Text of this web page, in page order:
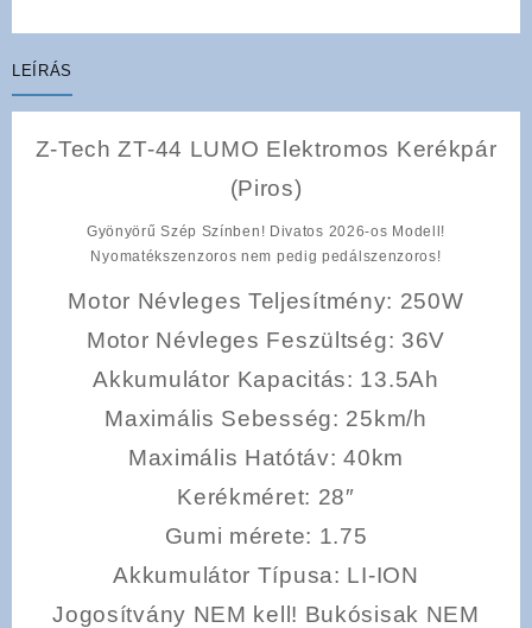
LEÍRÁS
Z-Tech ZT-44 LUMO Elektromos Kerékpár
(Piros)
Gyönyörű Szép Színben! Divatos 2026-os Modell!
Nyomatékszenzoros nem pedig pedálszenzoros!
Motor Névleges Teljesítmény: 250W
Motor Névleges Feszültség: 36V
Akkumulátor Kapacitás: 13.5Ah
Maximális Sebesség: 25km/h
Maximális Hatótáv: 40km
Kerékméret: 28″
Gumi mérete: 1.75
Akkumulátor Típusa: LI-ION
Jogosítvány NEM kell! Bukósisak NEM